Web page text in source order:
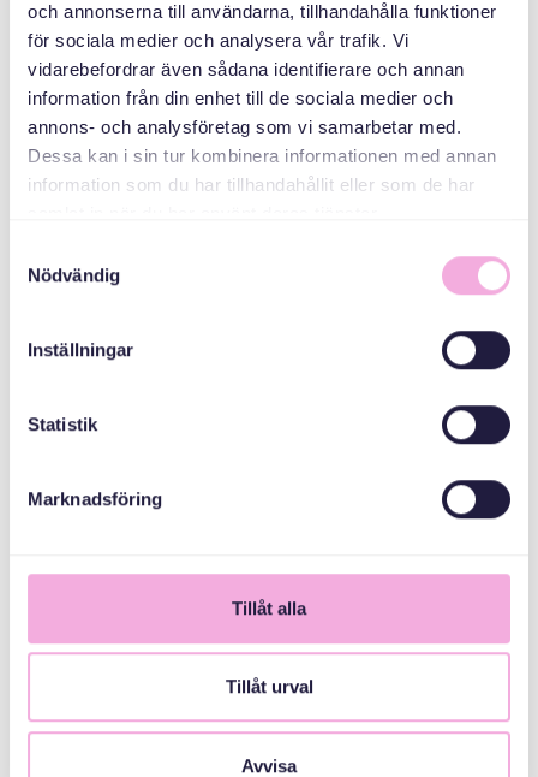
och annonserna till användarna, tillhandahålla funktioner
för sociala medier och analysera vår trafik. Vi
vidarebefordrar även sådana identifierare och annan
information från din enhet till de sociala medier och
annons- och analysföretag som vi samarbetar med.
Dessa kan i sin tur kombinera informationen med annan
information som du har tillhandahållit eller som de har
Nödvändig
Inställningar
Statistik
Marknadsföring
Tillåt alla
Tillåt urval
Avvisa
MEDARRANGÖRER
Länsstyrelsen
Stockholm
1